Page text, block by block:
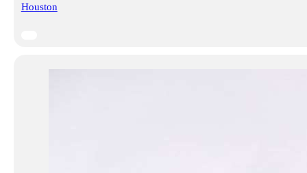
Houston